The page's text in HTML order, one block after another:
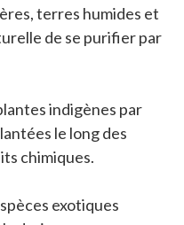
terres humides et
de se purifier par
indigènes par
le long des
chimiques.
exotiques